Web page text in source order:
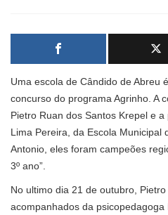
Uma escola de Cândido de Abreu
concurso do programa Agrinho. A
Pietro Ruan dos Santos Krepel e
Lima Pereira, da Escola Municipal
Antonio, eles foram campeões
3º ano”.
No ultimo dia 21 de outubro,
acompanhados da